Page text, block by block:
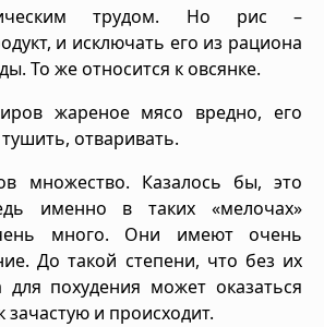
трудом. Но рис –
и исключать его из рациона
То же относится к овсянке.
жареное мясо вредно, его
отваривать.
множество. Казалось бы, это
именно в таких «мелочах»
много. Они имеют очень
До такой степени, что без их
для похудения может оказаться
зачастую и происходит.